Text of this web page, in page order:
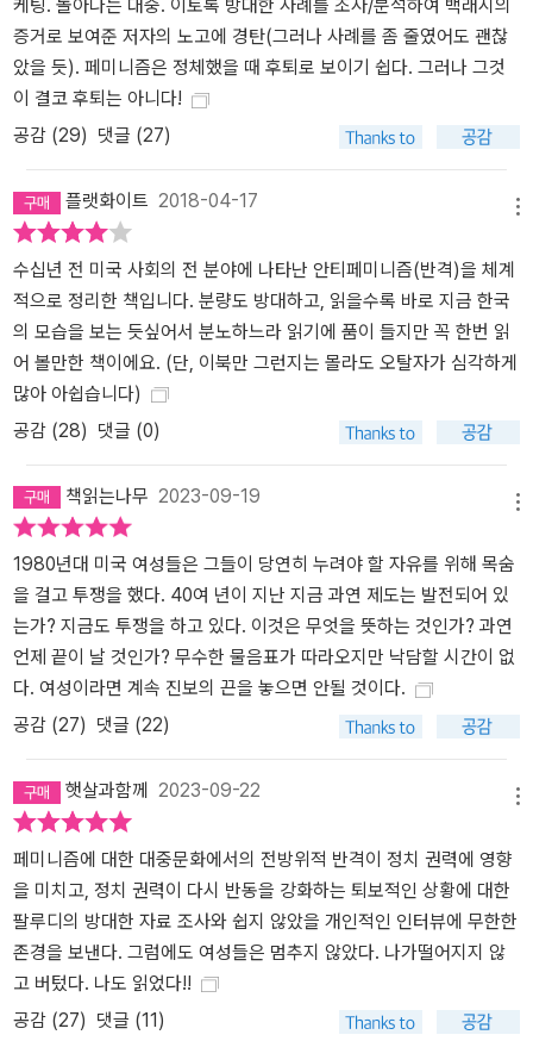
실상 모든 주요 신문의 1면을 장식했고, 전국 뉴스 프로그램과 토크
쇼, 시트콤과 영화, 자기 계발서, 각종 광고와 심지어 신년 카드에까지
오르내렸다. 알고 보니 이 통계는 간단한 인구 조사표만 살펴보아도
다. 오히려 더 폭넓은 인구센서스를 바탕으로 조사한 바에 따르면 25
하고 있었다. 잘못된 모델에 근거한 조사, 미숙한 통계 조작이 빚어낸
실수가 언론이 기댄 통념과 합작해 거대한 헛소동을 만든 셈이었다.
하지만 믿을 수 없는 통계라는 사실이 드러난 이후에도, 베넷과 블룸,
그리고 언론은 ‘교육 지향’과 ‘출세 지향’의 여성들이 결국 비참한 말로
를 맞이하게 되리라는 주장을 번복할 생각이 없었다. 정부는 미국 인
구조사국 연구원이 하버드-예일 연구를 반박하는 보고서를 발표하려
하자 노골적인 방해 공작을 펼쳤다. 팔루디는 연구 책임자인 베넷과
베넷에게 기사를 받아 쓴 기자들, 그리고 베넷의 통계 수치를 의심스
꺼운 책의 서두를 완성한다. 어떻게 단순한 흥미 위주의 기사가 싱글
여성들로 하여금 스스로를 “말라붙은 자궁”과 “자정을 향해 가는 생
체 시계”로 표상하게 했는지, 그리고 ‘결혼 궁핍’과 ‘결혼 안 하는 싱글
여성의 문제’를 국가적 의제로까지 확장시켰는지를 지켜보는 과정은
소름 돋도록 흥미진진하고, 섬뜩할 정도로 우리의 현실을 반영한다.
여성의 생애 주기 전반에 걸친 통계의 범람, 사실에 토대하기보다 바
람직한 행동을 지시하는 처방전으로 통계를 활용하는 언론, 정해진
길을 벗어날 경우 어떤 위험해 처하게 되는지 여성들에게 잔소리를
늘어놓는 소위 ‘전문가들’까지, “세련되면서도 진부하고, 얼핏 보기엔
‘진보적’이지만 동시에 보란 듯이 후진” 반격의 주장들을, 팔루디는
한편의 풍자화처럼 속도감 있게, 동시에 정밀하게 스케치한다. 조롱
과 혐오의 대상, 마침내 ‘짐’이 된 페미니즘 “여성의 권리를 상대로 한
반격은 …… 그것이 사적인 색채를 띨 때, 한 여성의 내부에 똬리를 틀
고 안에서 그녀의 관점을 바꿔 버릴 때, …… 결국 그녀 역시 자발적으
로 이 반격에 동참하게 될 때 위력을 갖게 된다.”_본문 가운데 『백래
시』는 총 4부로 구성됐다. 프롤로그를 포함한 1부는 팔루디가 이 책
을 쓴 계기이기도 한 하버드-예일 대학의 결혼 연구로 포문을 열어 1
980년대 반격의 풍경을 한 편에, 페미니즘과 함께한 반격의 유구한
케팅. 놀아나는 대중. 이토록 방대한 사례를 조사/분석하여 백래시의
증거로 보여준 저자의 노고에 경탄(그러나 사례를 좀 줄였어도 괜찮
았을 듯). 페미니즘은 정체했을 때 후퇴로 보이기 쉽다. 그러나 그것
이 결코 후퇴는 아니다!
공감 (29) 댓글 (27)
플랫화이트 2018-04-17
수십년 전 미국 사회의 전 분야에 나타난 안티페미니즘(반격)을 체계
적으로 정리한 책입니다. 분량도 방대하고, 읽을수록 바로 지금 한국
의 모습을 보는 듯싶어서 분노하느라 읽기에 품이 들지만 꼭 한번 읽
어 볼만한 책이에요. (단, 이북만 그런지는 몰라도 오탈자가 심각하게
많아 아쉽습니다)
공감 (28) 댓글 (0)
책읽는나무 2023-09-19
1980년대 미국 여성들은 그들이 당연히 누려야 할 자유를 위해 목숨
을 걸고 투쟁을 했다. 40여 년이 지난 지금 과연 제도는 발전되어 있
는가? 지금도 투쟁을 하고 있다. 이것은 무엇을 뜻하는 것인가? 과연
언제 끝이 날 것인가? 무수한 물음표가 따라오지만 낙담할 시간이 없
다. 여성이라면 계속 진보의 끈을 놓으면 안될 것이다.
공감 (27) 댓글 (22)
햇살과함께 2023-09-22
페미니즘에 대한 대중문화에서의 전방위적 반격이 정치 권력에 영향
을 미치고, 정치 권력이 다시 반동을 강화하는 퇴보적인 상황에 대한
팔루디의 방대한 자료 조사와 쉽지 않았을 개인적인 인터뷰에 무한한
존경을 보낸다. 그럼에도 여성들은 멈추지 않았다. 나가떨어지지 않
고 버텄다. 나도 읽었다!!
공감 (27) 댓글 (11)